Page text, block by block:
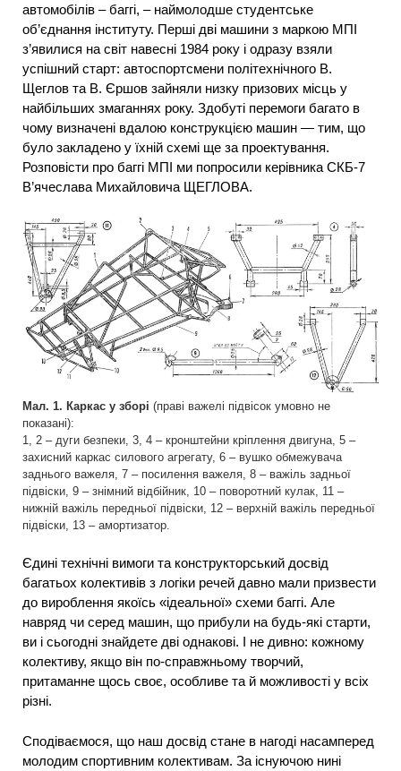
автомобілів – баггі, – наймолодше студентське
об’єднання інституту. Перші дві машини з маркою МПІ
з’явилися на світ навесні 1984 року і одразу взяли
успішний старт: автоспортсмени політехнічного В.
Щеглов та В. Єршов зайняли низку призових місць у
найбільших змаганнях року. Здобуті перемоги багато в
чому визначені вдалою конструкцією машин — тим, що
було закладено у їхній схемі ще за проектування.
Розповісти про баггі МПІ ми попросили керівника СКБ-7
В’ячеслава Михайловича ЩЕГЛОВА.
Мал. 1. Каркас у зборі (праві важелі підвісок умовно не
показані):
1, 2 – дуги безпеки, 3, 4 – кронштейни кріплення двигуна, 5 –
захисний каркас силового агрегату, 6 – вушко обмежувача
заднього важеля, 7 – посилення важеля, 8 – важіль задньої
підвіски, 9 – знімний відбійник, 10 – поворотний кулак, 11 –
нижній важіль передньої підвіски, 12 – верхній важіль передньої
підвіски, 13 – амортизатор.
Єдині технічні вимоги та конструкторський досвід
багатьох колективів з логіки речей давно мали призвести
до вироблення якоїсь «ідеальної» схеми баггі. Але
навряд чи серед машин, що прибули на будь-які старти,
ви і сьогодні знайдете дві однакові. І не дивно: кожному
колективу, якщо він по-справжньому творчий,
притаманне щось своє, особливе та й можливості у всіх
різні.
Сподіваємося, що наш досвід стане в нагоді насамперед
молодим спортивним колективам. За існуючою нині